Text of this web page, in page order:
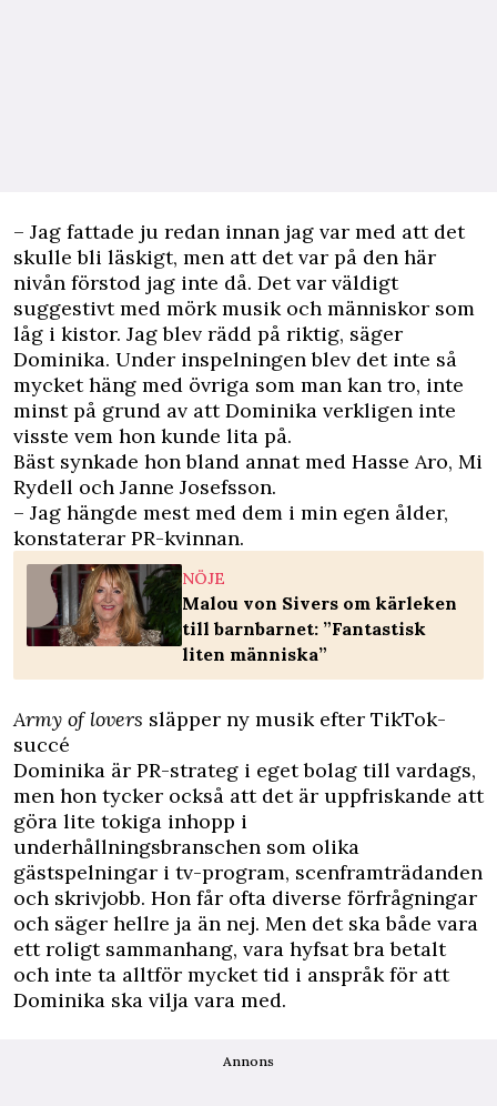
– Jag fattade ju redan innan jag var med att det
skulle bli läskigt, men att det var på den här
nivån förstod jag inte då. Det var väldigt
suggestivt med mörk musik och människor som
låg i kistor. Jag blev rädd på riktig, säger
Dominika. Under inspelningen blev det inte så
mycket häng med övriga som man kan tro, inte
minst på grund av att Dominika verkligen inte
visste vem hon kunde lita på.
Bäst synkade hon bland annat med Hasse Aro, Mi
Rydell och Janne Josefsson.
– Jag hängde mest med dem i min egen ålder,
konstaterar PR-kvinnan.
NÖJE
Malou von Sivers om kärleken
till barnbarnet: ”Fantastisk
liten människa”
Army of lovers släpper ny musik efter TikTok-
succé
Dominika är PR-strateg i eget bolag till vardags,
men hon tycker också att det är uppfriskande att
göra lite tokiga inhopp i
underhållningsbranschen som olika
gästspelningar i tv-program, scenframträdanden
och skrivjobb. Hon får ofta diverse förfrågningar
och säger hellre ja än nej. Men det ska både vara
ett roligt sammanhang, vara hyfsat bra betalt
och inte ta alltför mycket tid i anspråk för att
Dominika ska vilja vara med.
Annons